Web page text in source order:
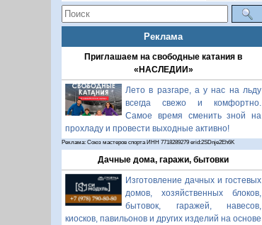
Реклама
Приглашаем на свободные катания в
«НАСЛЕДИИ»
Лето в разгаре, а у нас на льду
всегда свежо и комфортно.
Самое время сменить зной на
прохладу и провести выходные активно!
Реклама: Союз мастеров спорта ИНН 7718289279 erid:2SDnje2Eh6K
Дачные дома, гаражи, бытовки
Изготовление дачных и гостевых
домов, хозяйственных блоков,
бытовок, гаражей, навесов,
киосков, павильонов и других изделий на основе